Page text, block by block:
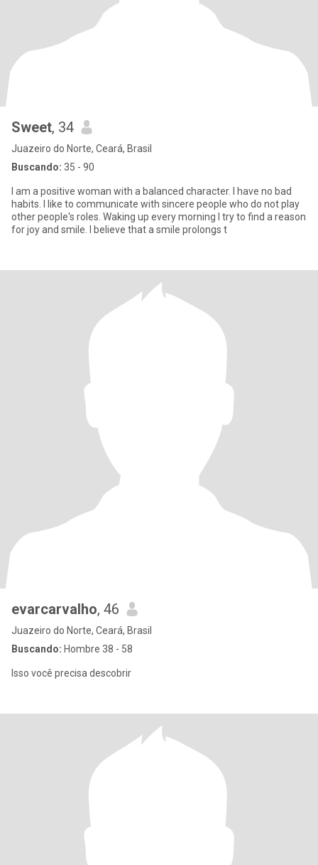
Sweet, 34
Juazeiro do Norte, Ceará, Brasil
Buscando: 35 - 90
I am a positive woman with a balanced character. I have no bad
habits. I like to communicate with sincere people who do not play
other people's roles. Waking up every morning I try to find a reason
for joy and smile. I believe that a smile prolongs t
evarcarvalho, 46
Juazeiro do Norte, Ceará, Brasil
Buscando: Hombre 38 - 58
Isso você precisa descobrir